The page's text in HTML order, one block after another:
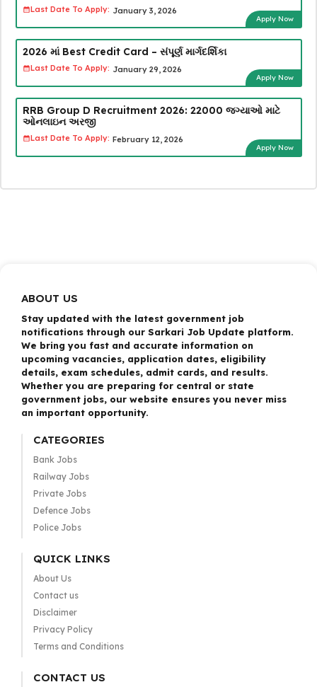
Last Date To Apply: January 3, 2026
Apply Now
2026 માં Best Credit Card – સંપૂર્ણ માર્ગદર્શિકા
Last Date To Apply: January 29, 2026
Apply Now
RRB Group D Recruitment 2026: 22000 જગ્યાઓ માટે
ઓનલાઇન અરજી
Last Date To Apply: February 12, 2026
Apply Now
ABOUT US
Stay updated with the latest government job
notifications through our Sarkari Job Update platform.
We bring you fast and accurate information on
upcoming vacancies, application dates, eligibility
details, exam schedules, admit cards, and results.
Whether you are preparing for central or state
government jobs, our website ensures you never miss
an important opportunity.
CATEGORIES
Bank Jobs
Railway Jobs
Private Jobs
Defence Jobs
Police Jobs
QUICK LINKS
About Us
Contact us
Disclaimer
Privacy Policy
Terms and Conditions
CONTACT US